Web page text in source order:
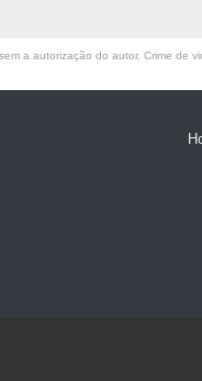
a autorização do autor. Crime de